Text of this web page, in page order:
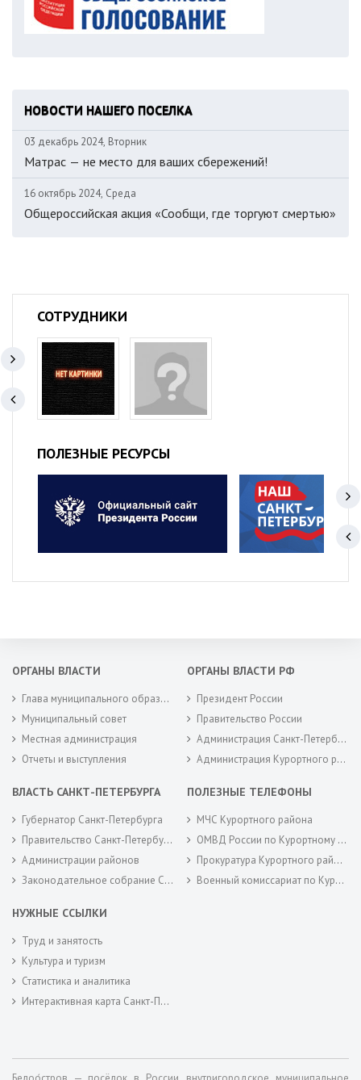
НОВОСТИ НАШЕГО ПОСЕЛКА
03 декабрь 2024, Вторник
Матрас — не место для ваших сбережений!
16 октябрь 2024, Среда
Общероссийская акция «Сообщи, где торгуют смертью»
СОТРУДНИКИ
ПОЛЕЗНЫЕ РЕСУРСЫ
ОРГАНЫ ВЛАСТИ
Глава муниципального образования
Муниципальный совет
Местная администрация
Отчеты и выступления
ОРГАНЫ ВЛАСТИ РФ
Президент России
Правительство России
Администрация Санкт-Петербурга
Администрация Курортного района Санкт-Петербурга
ВЛАСТЬ САНКТ-ПЕТЕРБУРГА
Губернатор Санкт-Петербурга
Правительство Санкт-Петербурга
Администрации районов
Законодательное собрание Санкт-Петербурга
ПОЛЕЗНЫЕ ТЕЛЕФОНЫ
МЧС Курортного района
ОМВД России по Курортному району
Прокуратура Курортного района
Военный комиссариат по Курортному районам города Санкт-Петербурга
НУЖНЫЕ ССЫЛКИ
Труд и занятость
Культура и туризм
Статистика и аналитика
Интерактивная карта Санкт-Петербурга